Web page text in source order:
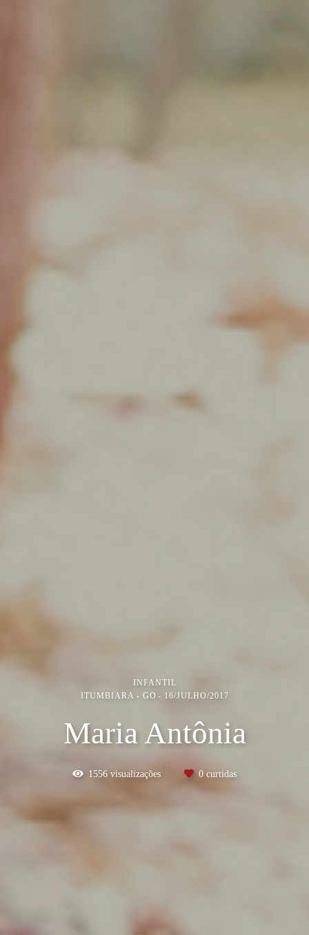
INFANTIL
ITUMBIARA - GO
16/JULHO/2017
Maria Antônia
1556 visualizações 0 curtidas